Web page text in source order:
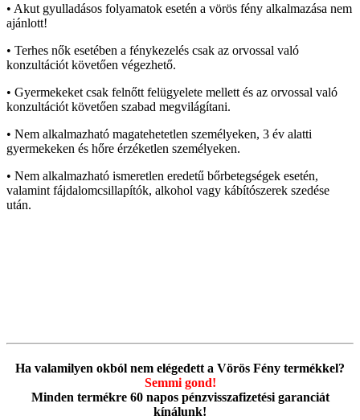
• Akut gyulladásos folyamatok esetén a vörös fény alkalmazása nem
ajánlott!
• Terhes nők esetében a fénykezelés csak az orvossal való
konzultációt követően végezhető.
• Gyermekeket csak felnőtt felügyelete mellett és az orvossal való
konzultációt követően szabad megvilágítani.
• Nem alkalmazható magatehetetlen személyeken, 3 év alatti
gyermekeken és hőre érzéketlen személyeken.
• Nem alkalmazható ismeretlen eredetű bőrbetegségek esetén,
valamint fájdalomcsillapítók, alkohol vagy kábítószerek szedése
után.
Ha valamilyen okból nem elégedett a Vörös Fény termékkel?
Semmi gond!
Minden termékre 60 napos pénzvisszafizetési garanciát
kínálunk!